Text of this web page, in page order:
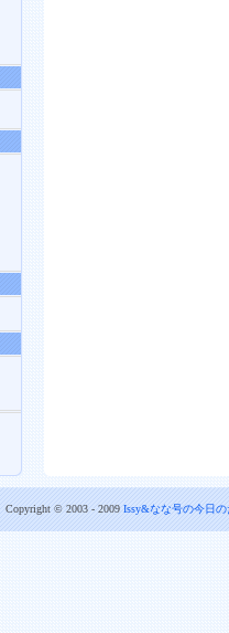
Copyright © 2003 - 2009 Issy&なな号の今日